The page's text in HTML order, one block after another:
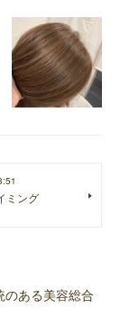
ミング
ある美容総合